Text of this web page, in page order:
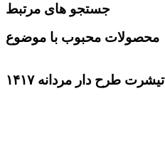
جستجو های مرتبط
محصولات محبوب با موضوع
تیشرت طرح دار مردانه ۱۴۱۷